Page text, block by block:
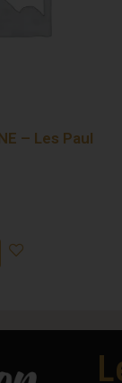
– Les Paul